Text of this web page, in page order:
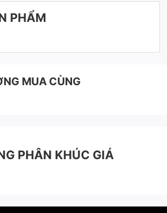
PHẨM
MUA CÙNG
PHÂN KHÚC GIÁ